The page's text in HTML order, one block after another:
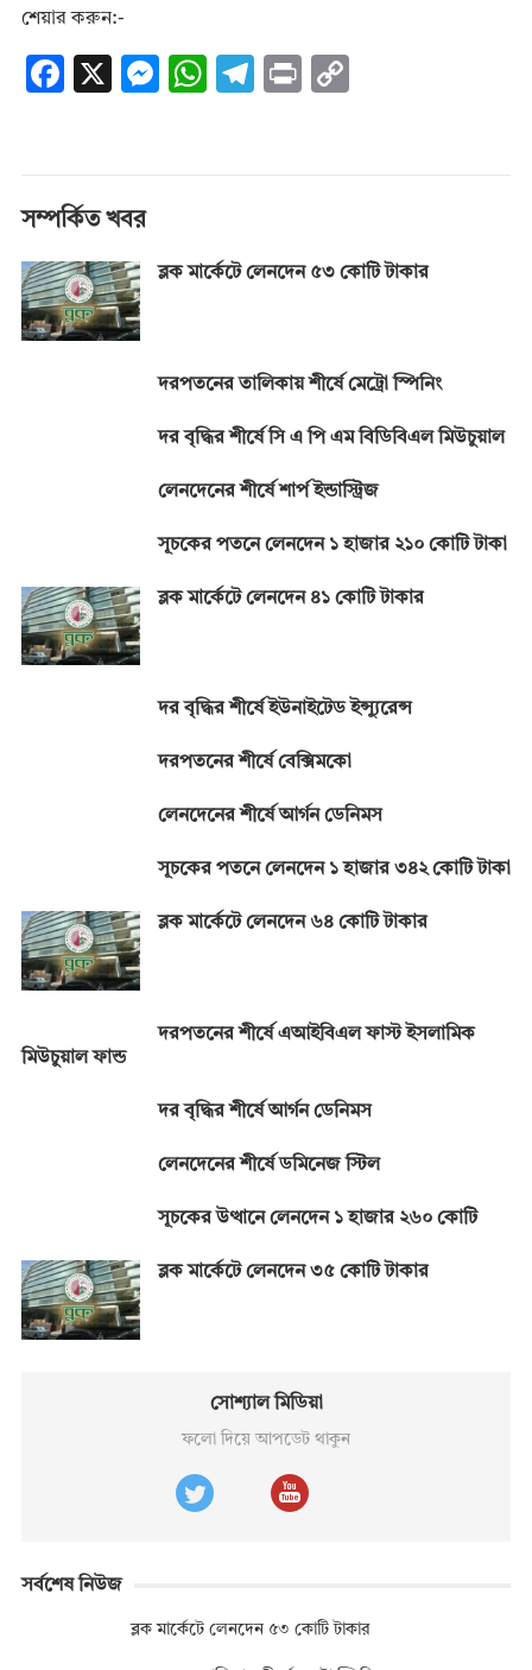
শেয়ার করুন:-
F
o
o
k
X
M
er
W
p
T
m
Pr
n
সম্পর্কিত খবর
ব্লক মার্কেটে লেনদেন ৫৩ কোটি টাকার
দরপতনের তালিকায় শীর্ষে মেট্রো স্পিনিং
দর বৃদ্ধির শীর্ষে সি এ পি এম বিডিবিএল মিউচুয়াল
লেনদেনের শীর্ষে শার্প ইন্ডাস্ট্রিজ
সূচকের পতনে লেনদেন ১ হাজার ২১০ কোটি টাকা
ব্লক মার্কেটে লেনদেন ৪১ কোটি টাকার
দর বৃদ্ধির শীর্ষে ইউনাইটেড ইন্স্যুরেন্স
দরপতনের শীর্ষে বেক্সিমকো
লেনদেনের শীর্ষে আর্গন ডেনিমস
সূচকের পতনে লেনদেন ১ হাজার ৩৪২ কোটি টাকা
ব্লক মার্কেটে লেনদেন ৬৪ কোটি টাকার
দরপতনের শীর্ষে এআইবিএল ফাস্ট ইসলামিক
মিউচুয়াল ফান্ড
দর বৃদ্ধির শীর্ষে আর্গন ডেনিমস
লেনদেনের শীর্ষে ডমিনেজ স্টিল
সূচকের উত্থানে লেনদেন ১ হাজার ২৬০ কোটি
ব্লক মার্কেটে লেনদেন ৩৫ কোটি টাকার
সোশ্যাল মিডিয়া
ফলো দিয়ে আপডেট থাকুন
সর্বশেষ নিউজ
ব্লক মার্কেটে লেনদেন ৫৩ কোটি টাকার